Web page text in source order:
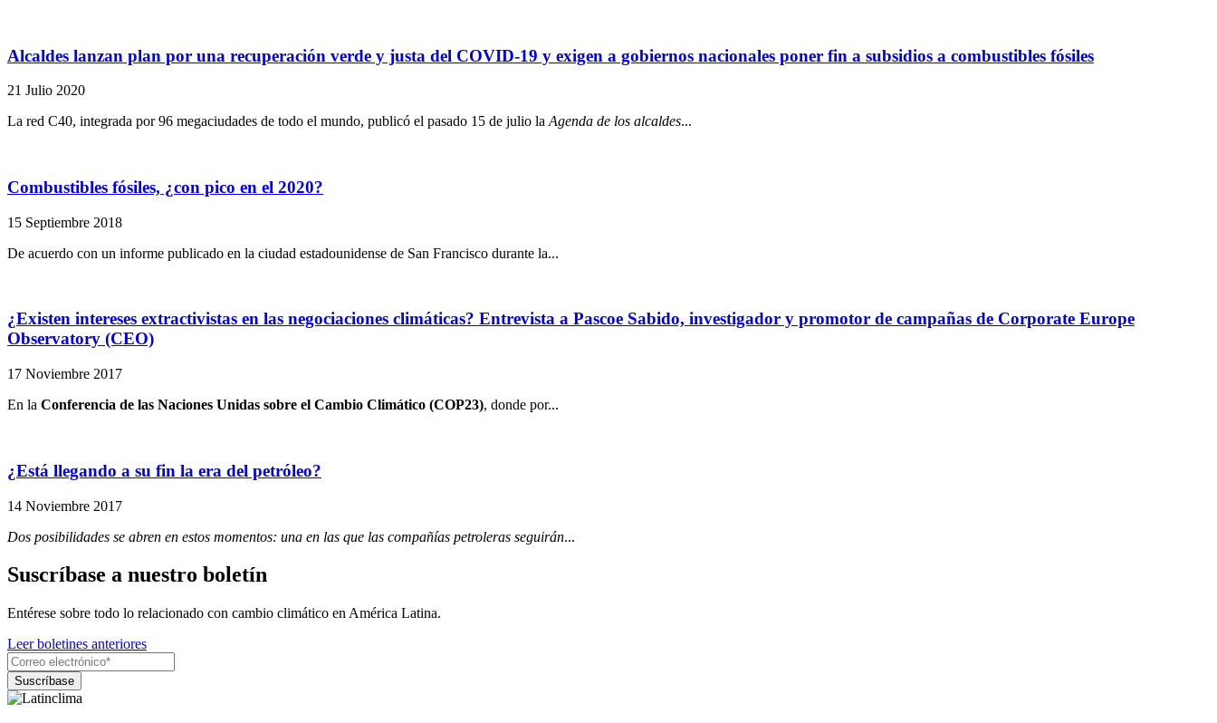
Alcaldes lanzan plan por una recuperación verde y justa del COVID-19 y exigen a gobiernos nacionales poner fin a subsidios a combustibles fósiles
21 Julio 2020
La red C40, integrada por 96 megaciudades de todo el mundo, publicó el pasado 15 de julio la Agenda de los alcaldes...
Combustibles fósiles, ¿con pico en el 2020?
15 Septiembre 2018
De acuerdo con un informe publicado en la ciudad estadounidense de San Francisco durante la...
¿Existen intereses extractivistas en las negociaciones climáticas? Entrevista a Pascoe Sabido, investigador y promotor de campañas de Corporate Europe
Observatory (CEO)
17 Noviembre 2017
En la Conferencia de las Naciones Unidas sobre el Cambio Climático (COP23), donde por...
¿Está llegando a su fin la era del petróleo?
14 Noviembre 2017
Dos posibilidades se abren en estos momentos: una en las que las compañías petroleras seguirán...
Suscríbase a nuestro boletín
Entérese sobre todo lo relacionado con cambio climático en América Latina.
Leer boletines anteriores